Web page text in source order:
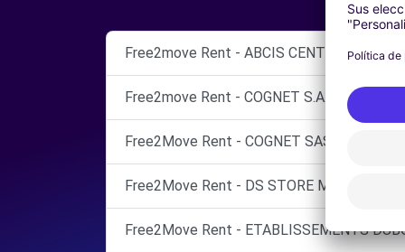
Free2move Rent - ABCIS CENTRE BY
Free2move Rent - COGNET S.A.S -
Free2Move Rent - COGNET SAS -
Free2Move Rent - DS STORE MOULINS -
Free2Move Rent - ETABLISSEMENTS